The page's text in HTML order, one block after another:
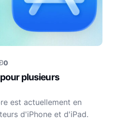
0
pour plusieurs
est actuellement en
d'iPhone et d'iPad.